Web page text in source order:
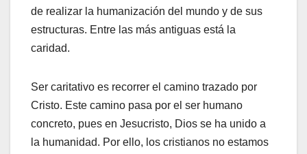
de realizar la humanización del mundo y de sus
estructuras. Entre las más antiguas está la
caridad.
Ser caritativo es recorrer el camino trazado por
Cristo. Este camino pasa por el ser humano
concreto, pues en Jesucristo, Dios se ha unido a
la humanidad. Por ello, los cristianos no estamos